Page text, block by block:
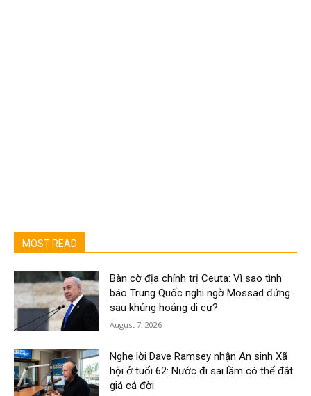
MOST READ
Bàn cờ địa chính trị Ceuta: Vì sao tình
báo Trung Quốc nghi ngờ Mossad đứng
sau khủng hoảng di cư?
August 7, 2026
Nghe lời Dave Ramsey nhận An sinh Xã
hội ở tuổi 62: Nước đi sai lầm có thể đắt
giá cả đời